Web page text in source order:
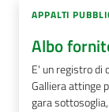
APPALTI
Albo
E' un registro di
Galliera attinge
gara